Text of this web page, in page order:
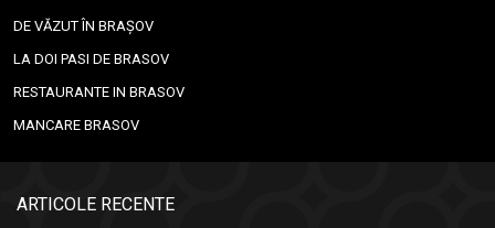
DE VĂZUT ÎN BRAȘOV
LA DOI PASI DE BRASOV
RESTAURANTE IN BRASOV
MANCARE BRASOV
ARTICOLE RECENTE